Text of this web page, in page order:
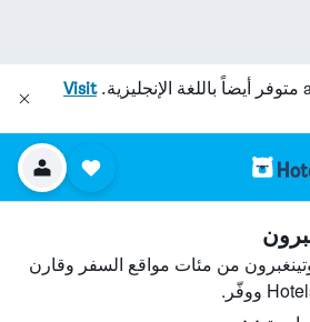
متوفر أيضاً باللغة الإنجليزية.Visit
من مئات مواقع السفر وقارن